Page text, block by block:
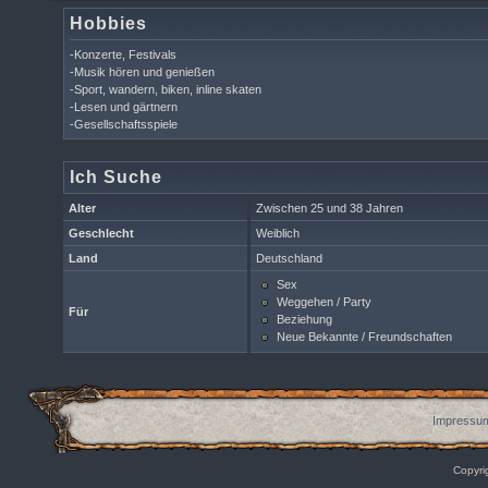
Hobbies
-Konzerte, Festivals
-Musik hören und genießen
-Sport, wandern, biken, inline skaten
-Lesen und gärtnern
-Gesellschaftsspiele
Ich Suche
Alter
Zwischen 25 und 38 Jahren
Geschlecht
Weiblich
Land
Deutschland
Für
Sex
Weggehen / Party
Beziehung
Neue Bekannte / Freundschaften